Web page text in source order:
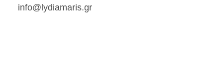
info@lydiamaris.gr